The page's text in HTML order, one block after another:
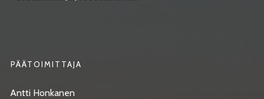
PÄÄTOIMITTAJA
Antti Honkanen